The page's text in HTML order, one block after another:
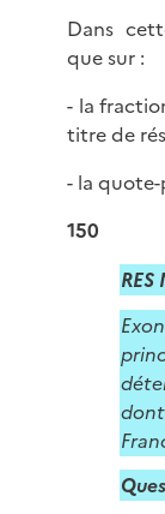
Dans
que sur :
- la
titre de
- la
150